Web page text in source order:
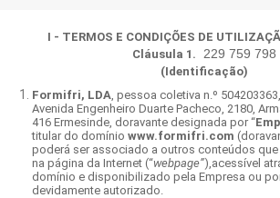
I - TERMOS E CONDIÇÕES DE
Cláusula 1. 229 759 798
(Identificação)
Formifri, LDA , pessoa coletiva n.º
Avenida Engenheiro Duarte Pacheco, 2180,
416 Ermesinde, doravante designada por “
titular do domínio www.formifri.com
poderá ser associado a outros conteúdos que
na página da Internet (“webpage”),acessível
domínio e disponibilizado pela Empresa ou
devidamente autorizado.